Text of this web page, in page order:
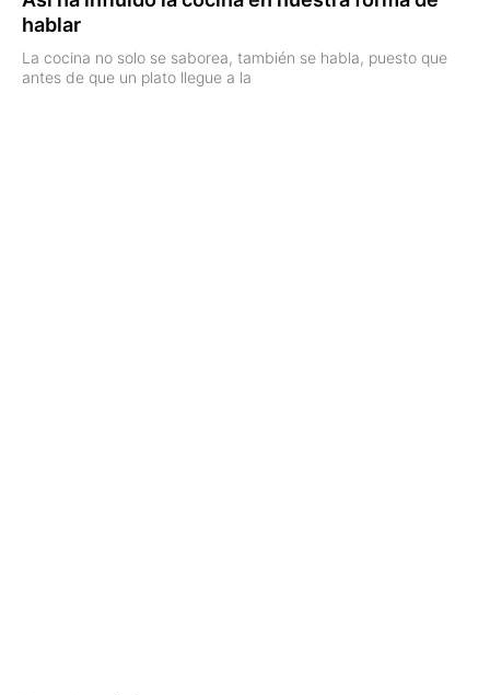
hablar
La cocina no solo se saborea, también se habla, puesto que
antes de que un plato llegue a la